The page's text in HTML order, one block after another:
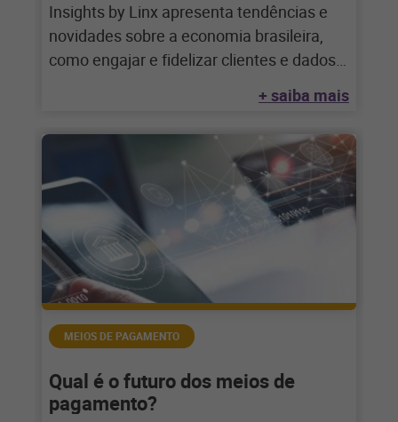
Insights by Linx apresenta tendências e
novidades sobre a economia brasileira,
como engajar e fidelizar clientes e dados
+ saiba mais
MEIOS DE PAGAMENTO
Qual é o futuro dos meios de
pagamento?